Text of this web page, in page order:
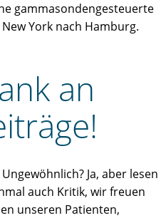
gammasondengesteuerte
York nach Hamburg.
an
Ja, aber lesen
auch Kritik, wir freuen
unseren Patienten,